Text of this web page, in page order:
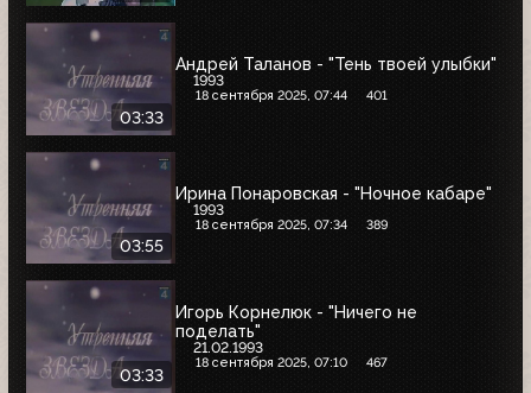
03:33
Андрей Таланов - "Тень твоей улыбки"
1993
18 сентября 2025, 07:44 401
03:55
Ирина Понаровская - "Ночное кабаре"
1993
18 сентября 2025, 07:34 389
03:33
Игорь Корнелюк - "Ничего не
поделать"
21.02.1993
18 сентября 2025, 07:10 467